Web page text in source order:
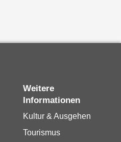
Weitere
Informationen
Kultur & Ausgehen
Tourismus